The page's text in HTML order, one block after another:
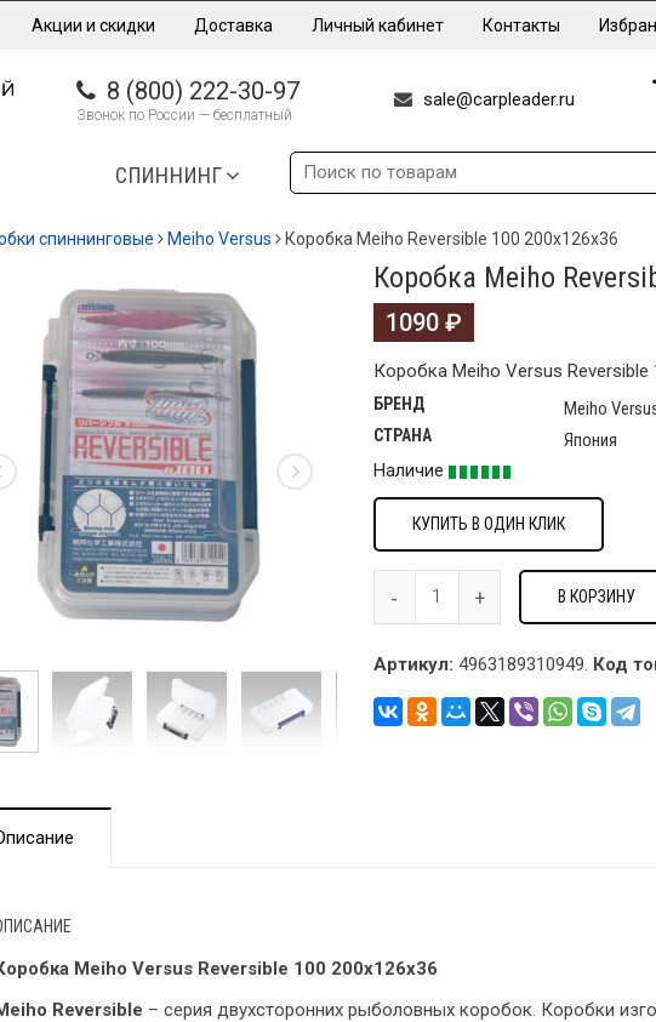
Акции и скидки Доставка Личный кабинет Контакты
8 (800) 222-30-97
Звонок по России — бесплатный
sale@carpleader.ru
СПИННИНГ
спиннинговые Meiho Versus Коробка Meiho Reversible 100 200х126х36
Коробка Meiho
1090 ₽
Коробка Meiho Versus Reversible
БРЕНД Meiho
СТРАНА
Япония
Наличие
КУПИТЬ В ОДИН КЛИК
В КОРЗИНУ
Артикул: 4963189310949. Код
Meiho Versus Reversible 100 200х126х36
Reversible – серия двухсторонних рыболовных коробок. Коробки